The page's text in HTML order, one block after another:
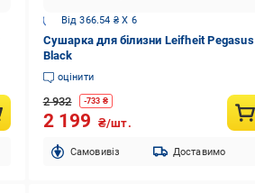
Від 366.54 ₴ X 6
Сушарка для білизни Leifheit Pegasus
Black
оцінити
2 932 -733 ₴
2 199 ₴/шт.
Cамовивіз Доставимо